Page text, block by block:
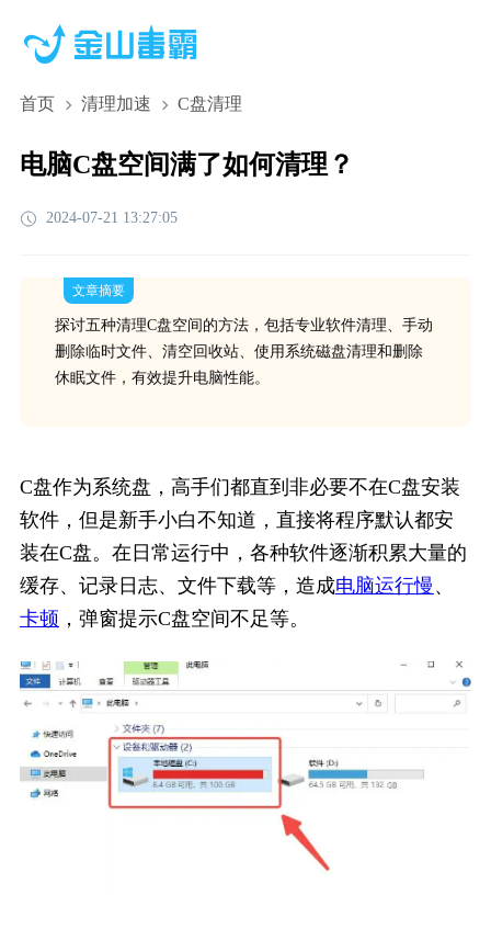
首页 清理加速 C盘清理
电脑C盘空间满了如何清理？
2024-07-21 13:27:05
文章摘要
探讨五种清理C盘空间的方法，包括专业软件清理、手动
删除临时文件、清空回收站、使用系统磁盘清理和删除
休眠文件，有效提升电脑性能。
C盘作为系统盘，高手们都直到非必要不在C盘安装
软件，但是新手小白不知道，直接将程序默认都安
装在C盘。在日常运行中，各种软件逐渐积累大量的
缓存、记录日志、文件下载等，造成电脑运行慢 、
卡顿 ，弹窗提示C盘空间不足等。